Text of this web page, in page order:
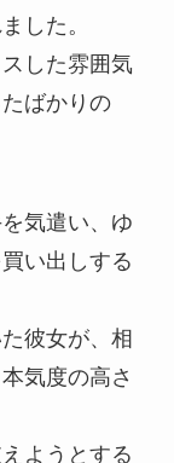
した。
した雰囲気
ばかりの
気遣い、ゆ
い出しする
彼女が、相
気度の高さ
ようとする